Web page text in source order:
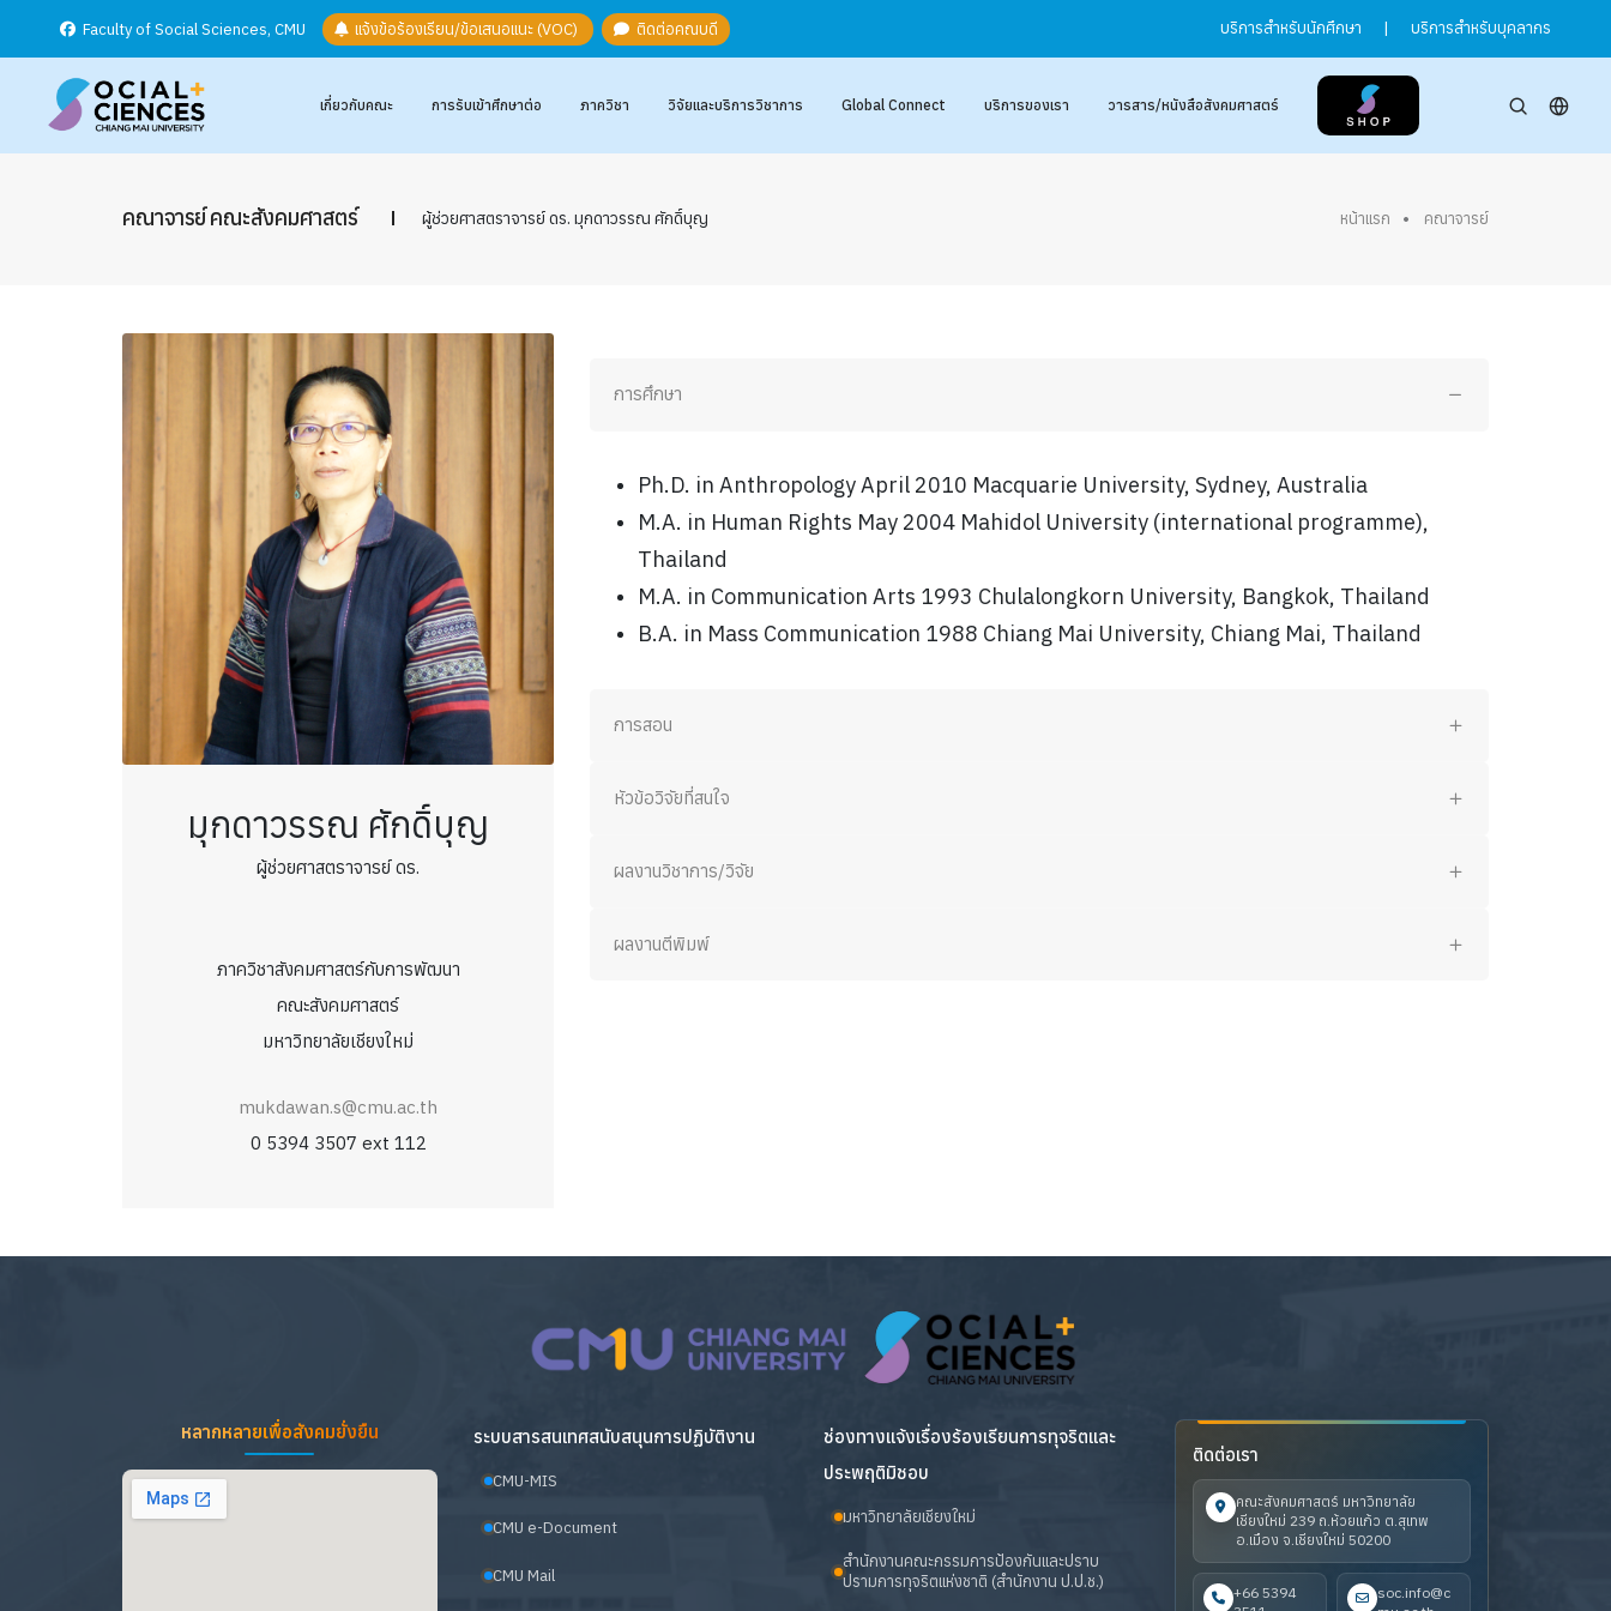
Faculty of Social Sciences, CMU แจ้งข้อร้องเรียน/ข้อเสนอแนะ (VOC) ติดต่อคณบดี บริการสำหรับนักศึกษา | บริการสำหรับบุคลากร
เกี่ยวกับคณะ การรับเข้าศึกษาต่อ ภาควิชา วิจัยและบริการวิชาการ Global Connect บริการของเรา วารสาร/หนังสือสังคมศาสตร์
คณาจารย์ คณะสังคมศาสตร์ ผู้ช่วยศาสตราจารย์ ดร. มุกดาวรรณ ศักดิ์บุญ หน้าแรก คณาจารย์
มุกดาวรรณ ศักดิ์บุญ
ผู้ช่วยศาสตราจารย์ ดร.
ภาควิชาสังคมศาสตร์กับการพัฒนา
คณะสังคมศาสตร์
มหาวิทยาลัยเชียงใหม่
mukdawan.s@cmu.ac.th
0 5394 3507 ext 112
การศึกษา
Ph.D. in Anthropology April 2010 Macquarie University, Sydney, Australia
M.A. in Human Rights May 2004 Mahidol University (international programme),
Thailand
M.A. in Communication Arts 1993 Chulalongkorn University, Bangkok, Thailand
B.A. in Mass Communication 1988 Chiang Mai University, Chiang Mai, Thailand
การสอน
หัวข้อวิจัยที่สนใจ
ผลงานวิชาการ/วิจัย
ผลงานตีพิมพ์
หลากหลายเพื่อสังคมยั่งยืน ระบบสารสนเทศสนับสนุนการปฏิบัติงาน
CMU-MIS
CMU e-Document
CMU Mail
ช่องทางแจ้งเรื่องร้องเรียนการทุจริตและ
ประพฤติมิชอบ
มหาวิทยาลัยเชียงใหม่
สำนักงานคณะกรรมการป้องกันและปราบ
ปรามการทุจริตแห่งชาติ (สำนักงาน ป.ป.ช.)
ติดต่อเรา
คณะสังคมศาสตร์ มหาวิทยาลัย
เชียงใหม่ 239 ถ.ห้วยแก้ว ต.สุเทพ
อ.เมือง จ.เชียงใหม่ 50200
+66 5394
soc.info@c